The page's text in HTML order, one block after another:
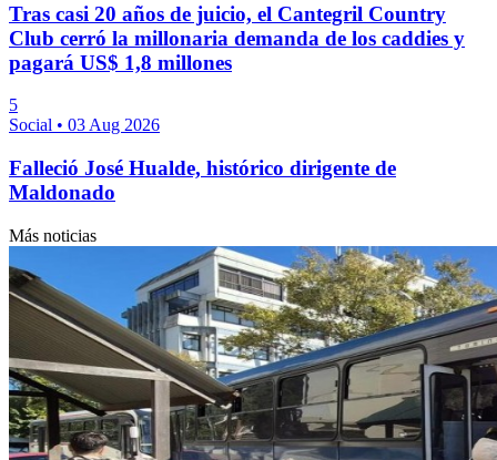
Tras casi 20 años de juicio, el Cantegril Country
Club cerró la millonaria demanda de los caddies y
pagará US$ 1,8 millones
5
Social • 03 Aug 2026
Falleció José Hualde, histórico dirigente de
Maldonado
Más noticias